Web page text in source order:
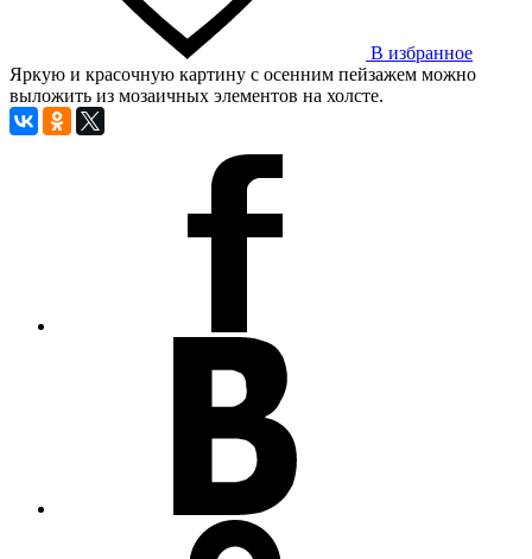
В избранное
Яркую и красочную картину с осенним пейзажем можно
выложить из мозаичных элементов на холсте.